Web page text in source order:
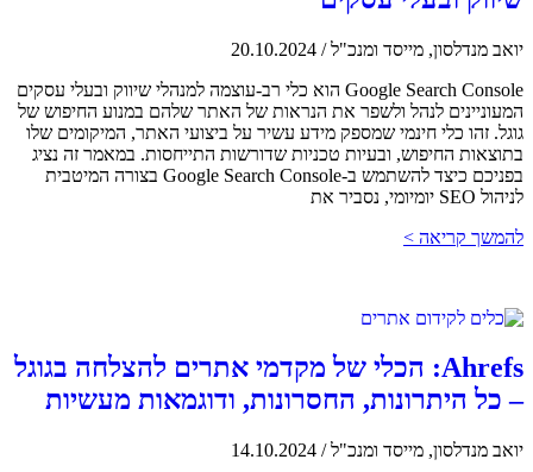
יואב מנדלסון, מייסד ומנכ"ל/
20.10.2024
Google Search Console הוא כלי רב-עוצמה למנהלי שיווק ובעלי עסקים
המעוניינים לנהל ולשפר את הנראות של האתר שלהם במנוע החיפוש של
גוגל. זהו כלי חינמי שמספק מידע עשיר על ביצועי האתר, המיקומים שלו
בתוצאות החיפוש, ובעיות טכניות שדורשות התייחסות. במאמר זה נציג
בפניכם כיצד להשתמש ב-Google Search Console בצורה המיטבית
לניהול SEO יומיומי, נסביר את
להמשך קריאה >
Ahrefs: הכלי של מקדמי אתרים להצלחה בגוגל
– כל היתרונות, החסרונות, ודוגמאות מעשיות
יואב מנדלסון, מייסד ומנכ"ל/
14.10.2024